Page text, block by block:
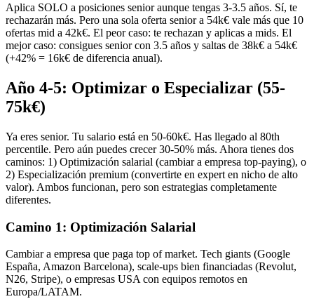
Aplica SOLO a posiciones senior aunque tengas 3-3.5 años. Sí, te
rechazarán más. Pero una sola oferta senior a 54k€ vale más que 10
ofertas mid a 42k€. El peor caso: te rechazan y aplicas a mids. El
mejor caso: consigues senior con 3.5 años y saltas de 38k€ a 54k€
(+42% = 16k€ de diferencia anual).
Año 4-5: Optimizar o Especializar (55-
75k€)
Ya eres senior. Tu salario está en 50-60k€. Has llegado al 80th
percentile. Pero aún puedes crecer 30-50% más. Ahora tienes dos
caminos: 1) Optimización salarial (cambiar a empresa top-paying), o
2) Especialización premium (convertirte en expert en nicho de alto
valor). Ambos funcionan, pero son estrategias completamente
diferentes.
Camino 1: Optimización Salarial
Cambiar a empresa que paga top of market. Tech giants (Google
España, Amazon Barcelona), scale-ups bien financiadas (Revolut,
N26, Stripe), o empresas USA con equipos remotos en
Europa/LATAM.